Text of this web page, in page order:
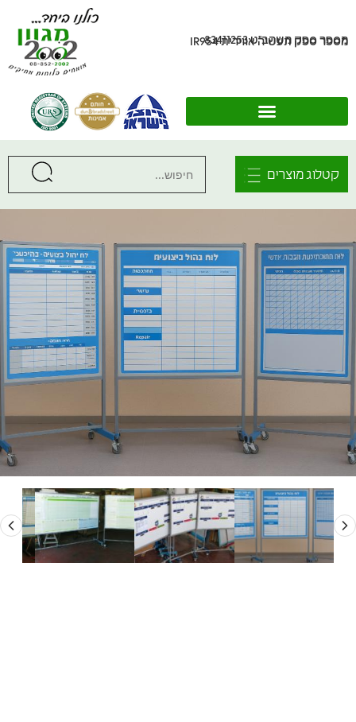
מספר ספק משהב"ט 83411253
מספר ספק תעשיה אווירית IR954
קטלוג מוצרים